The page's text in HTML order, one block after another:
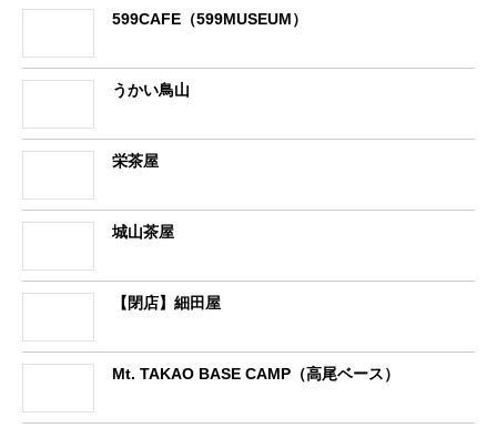
599CAFE（599MUSEUM）
うかい鳥山
栄茶屋
城山茶屋
【閉店】細田屋
Mt. TAKAO BASE CAMP（高尾ベース）